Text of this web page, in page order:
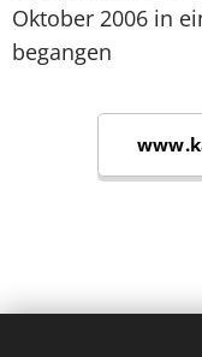
Oktober 2006 in
begangen